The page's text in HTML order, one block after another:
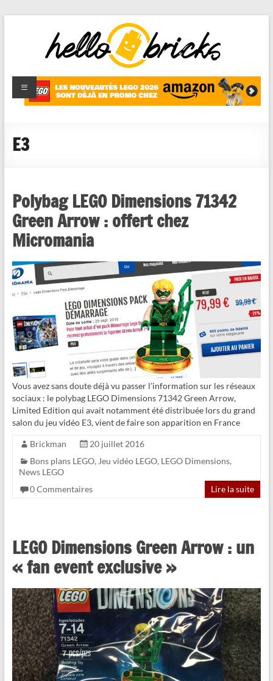
HelloBricks
Blog LEGO,
nouveaut�s
reviews
E3
Polybag LEGO Dimensions 71342
Green Arrow : offert chez
Micromania
Vous avez sans doute déjà vu passer l’information sur les réseaux
sociaux : le polybag LEGO Dimensions 71342 Green Arrow,
Limited Edition qui avait notamment été distribuée lors du grand
salon du jeu vidéo E3, vient de faire son apparition en France
Brickman
20 juillet 2016
Bons plans LEGO, Jeu vidéo LEGO, LEGO Dimensions,
News LEGO
0 Commentaires
Lire la suite
LEGO Dimensions Green Arrow : un
« fan event exclusive »